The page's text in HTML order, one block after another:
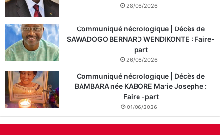
28/06/2026
Communiqué nécrologique | Décès de
SAWADOGO BERNARD WENDIKONTE : Faire-
part
26/06/2026
Communiqué nécrologique | Décès de
BAMBARA née KABORE Marie Josephe :
Faire -part
01/06/2026